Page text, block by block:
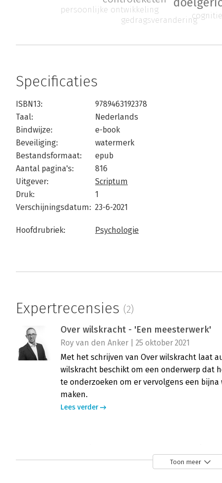
gedragsverandering
persoonlijke ontwikkeling
Specificaties
ISBN13:
9789463192378
Taal:
Nederlands
Bindwijze:
e-book
Beveiliging:
watermerk
Bestandsformaat:
epub
Aantal pagina's:
816
Uitgever:
Scriptum
Druk:
1
Verschijningsdatum: 23-6-2021
Hoofdrubriek: Psychologie
Expertrecensies (2)
Over wilskracht - 'Een meesterwerk'
Roy van den Anker | 25 oktober 2021
Met het schrijven van Over wilskracht laat
wilskracht beschikt om een onderwerp dat
te onderzoeken om er vervolgens een
maken.
Lees verder
Elmas Duduk | 6 oktober 2021
Toon meer